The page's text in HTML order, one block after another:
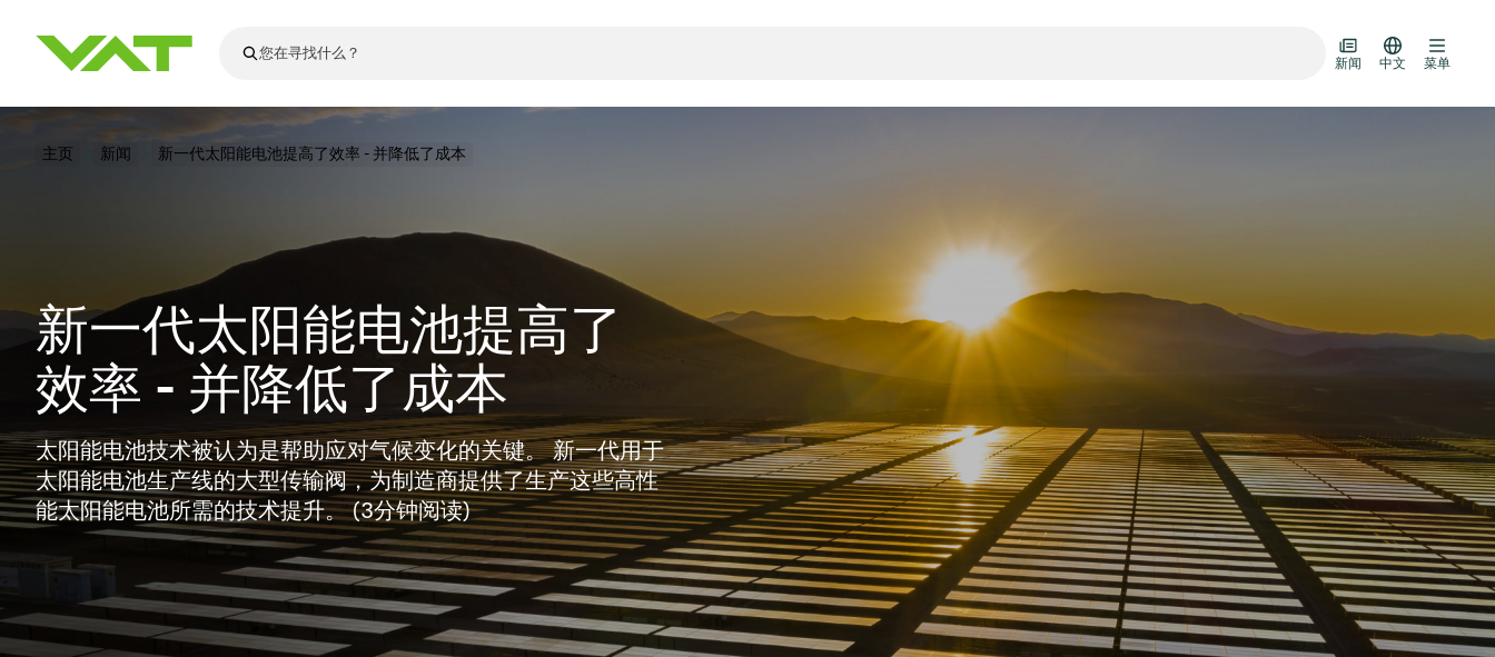
新闻
最新资讯 查看所有新闻
9月 17, 2026 活动新闻
精准驱动、推动进步 ⸺
Semicon India 2026
9月 2, 2026 活动新闻
精准创新、赋能未来 ⸺
Semicon Taiwan 2026
7月 22, 2026 投资者新闻 AD HOC
VAT Media Release on Half-
year 2026 Results
Ad hoc announcement pursuant to Art. 53
LR
7月 22, 2026 投资者新闻 AD HOC
VAT Media Release on
Acquisition of Atonarp
Ad hoc announcement pursuant to Art. 53
LR
中文 菜单
关于VAT
真空隔离阀
VAT真空闸阀
VAT角阀、内联式或圆柱式真空阀
真空蝶阀
真空摆阀
泄压/排气阀
气体计量/漏气阀
3位置真空阀
真空止回阀
真空多阀装置
真空阀设计选项
真空阀技术
法兰连接与密封
VAT边缘焊接金属波纹管
真空模块
解决办法
过程控制和隔离
基质转移
半导体无尘系统
显示器生产
显示干式蚀刻
溅射
薄膜封装(CVD)
OLED蒸发
离子植入术
化学气相沉积
OLED喷墨打印
半导体无尘系统
科学仪器和医学
医疗和制药应用
科学仪器
涂层
行业
真空炉
真空运输
电池生产
晶体生长
真空干燥
真空灭菌
药品冷冻干燥
发电
太阳能薄膜沉积
半导体无尘系统
研究
空间模拟
高能物理学
您的应用
产品服务
零部件
标准维修服务
固定价格翻新服务
VAT服务中心
企业责任
投资者关系
Presentations
Shares and debt
公司治理
General Meeting
Event calendar
Analyst coverage
Contact for investors
News services
工作机会
供应链管理
主页 新闻 新一代太阳能电池提高了效率 - 并降低了成本
新一代太阳能电池提高了
效率 - 并降低了成本
太阳能电池技术被认为是帮助应对气候变化的关键。 新一代用于
太阳能电池生产线的大型传输阀，为制造商提供了生产这些高性
能太阳能电池所需的技术提升。 (3分钟阅读)